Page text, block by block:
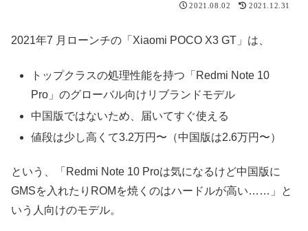
2021.08.02 2021.12.31
2021年7 月ローンチの「Xiaomi POCO X3 GT」は、
トップクラスの処理性能を持つ「Redmi Note 10
Pro」のグローバル向けリブランドモデル
中国版ではないため、届いてすぐ使える
値段は少し高くて3.2万円〜（中国版は2.6万円〜）
という、「Redmi Note 10 Proは気になるけど中国版に
GMSを入れたりROMを焼くのはハードルが高い……」と
いう人向けのモデル。